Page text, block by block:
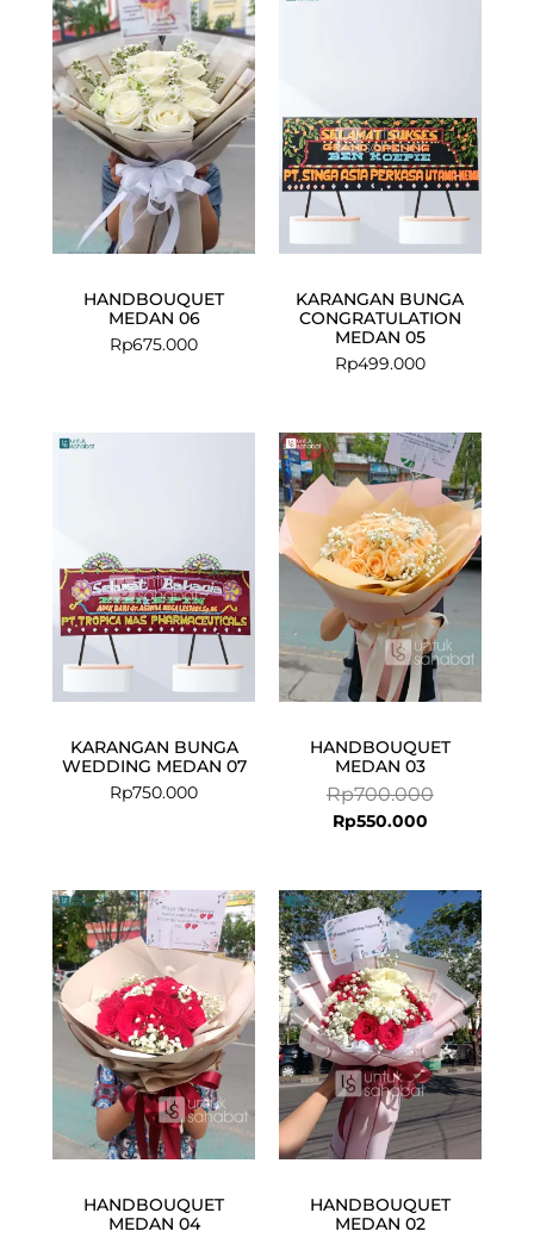
HANDBOUQUET
MEDAN 06
Rp675.000
KARANGAN BUNGA
CONGRATULATION
MEDAN 05
Rp499.000
KARANGAN BUNGA
WEDDING MEDAN 07
Rp750.000
HANDBOUQUET
MEDAN 03
Rp700.000
Original
price
was:
Rp700.000.
Rp550.000
Current
price
is:
Rp550.000.
HANDBOUQUET
MEDAN 04
Original
price
was:
Rp699.000.
Current
price
is:
Rp549.000.
HANDBOUQUET
MEDAN 02
Original
price
was:
Rp950.000.
Current
price
is:
Rp749.000.